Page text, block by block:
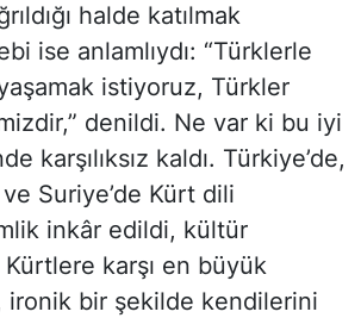
halde katılmak
ise anlamlıydı: “Türklerle
istiyoruz, Türkler
denildi. Ne var ki bu iyi
karşılıksız kaldı. Türkiye’de,
ve Suriye’de Kürt dili
inkâr edildi, kültür
Kürtlere karşı en büyük
ironik bir şekilde kendilerini